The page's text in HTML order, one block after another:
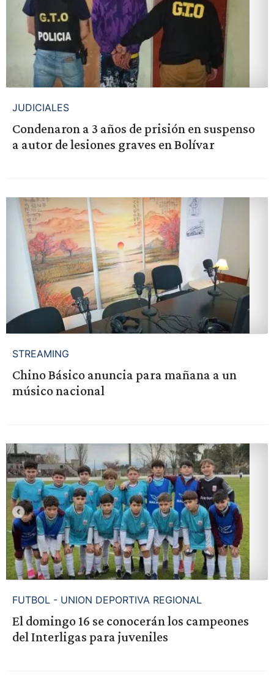
JUDICIALES
Condenaron a 3 años de prisión en suspenso
a autor de lesiones graves en Bolívar
STREAMING
Chino Básico anuncia para mañana a un
músico nacional
FUTBOL - UNION DEPORTIVA REGIONAL
El domingo 16 se conocerán los campeones
del Interligas para juveniles